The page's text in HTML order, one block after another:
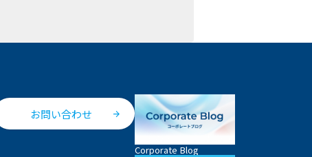
お問い合わせ
Corporate Blog